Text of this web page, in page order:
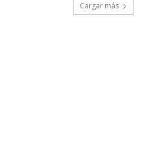
Cargar más